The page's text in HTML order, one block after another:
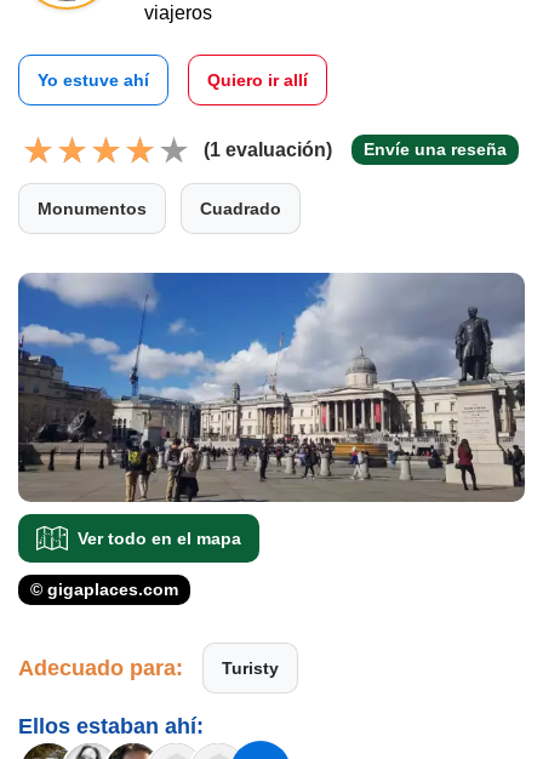
viajeros
Yo estuve ahí Quiero ir allí
(1 evaluación) Envíe una reseña
Monumentos Cuadrado
Ver todo en el mapa
© gigaplaces.com
Adecuado para: Turisty
Ellos estaban ahí: